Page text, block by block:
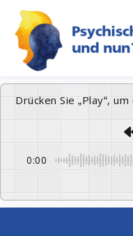
Drücken Sie „Play“,
0:00